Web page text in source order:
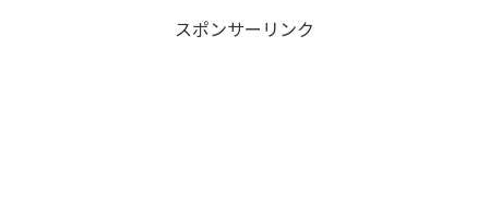
スポンサーリンク